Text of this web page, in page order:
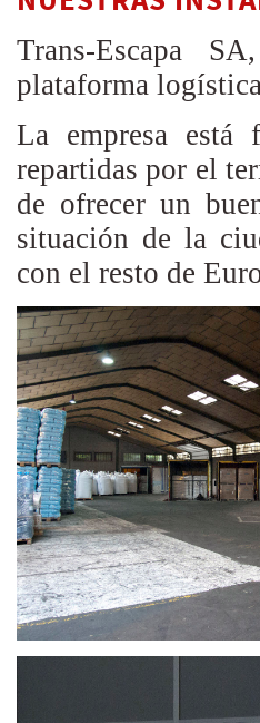
Trans-Escapa
plataforma
La empresa está
repartidas por el
de ofrecer un
situación de la
con el resto de